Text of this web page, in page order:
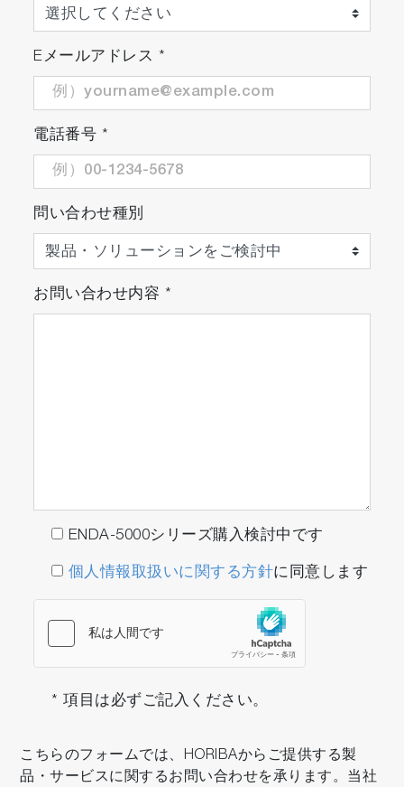
Eメールアドレス *
電話番号 *
問い合わせ種別
お問い合わせ内容 *
ENDA-5000シリーズ購入検討中です
個人情報取扱いに関する方針に同意します
* 項目は必ずご記入ください。
こちらのフォームでは、HORIBAからご提供する製
品・サービスに関するお問い合わせを承ります。当社